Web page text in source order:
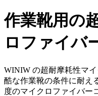
作業靴用の
ロファイバ
WINIW の超耐摩耗性マ
酷な作業靴の条件に耐え
度のマイクロファイバー